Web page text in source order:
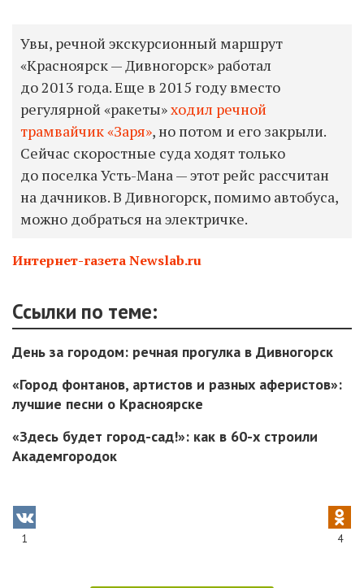
Увы, речной экскурсионный маршрут
«Красноярск — Дивногорск» работал
до 2013 года. Еще в 2015 году вместо
регулярной «ракеты»ходил речной
трамвайчик «Заря», но потом и его закрыли.
Сейчас скоростные суда ходят только
до поселка Усть-Мана — этот рейс рассчитан
на дачников. В Дивногорск, помимо автобуса,
можно добраться на электричке.
Интернет-газета Newslab.ru
Ссылки по теме:
День за городом: речная прогулка в Дивногорск
«Город фонтанов, артистов и разных аферистов»:
лучшие песни о Красноярске
«Здесь будет город-сад!»: как в 60-х строили
Академгородок
1 4